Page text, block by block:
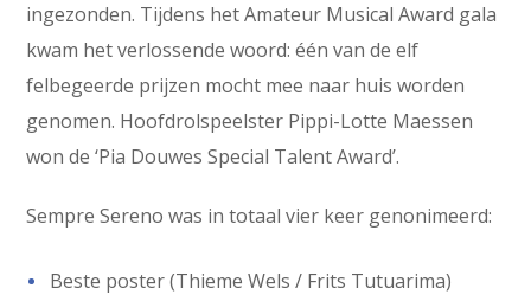
ingezonden. Tijdens het Amateur Musical Award gala
kwam het verlossende woord: één van de elf
felbegeerde prijzen mocht mee naar huis worden
genomen. Hoofdrolspeelster Pippi-Lotte Maessen
won de ‘Pia Douwes Special Talent Award’.
Sempre Sereno was in totaal vier keer genonimeerd:
Beste poster (Thieme Wels / Frits Tutuarima)